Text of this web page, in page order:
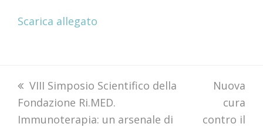
Scarica allegato
previous
post:
VIII Simposio Scientifico della
Fondazione Ri.MED.
Immunoterapia: un arsenale di
next
post:
Nuova
cura
contro il